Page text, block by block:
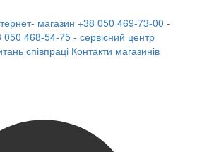
магазин +38 050 469-73-00 -
050 468-54-75 - сервісний центр
співпраці Контакти магазинів